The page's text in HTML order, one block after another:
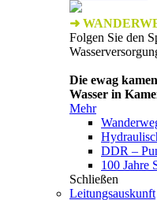
➜
Folgen Sie den
Die ewag
Wasser in
Mehr
DDR –
100 Jahre
Schließen
Leitungsauskunft